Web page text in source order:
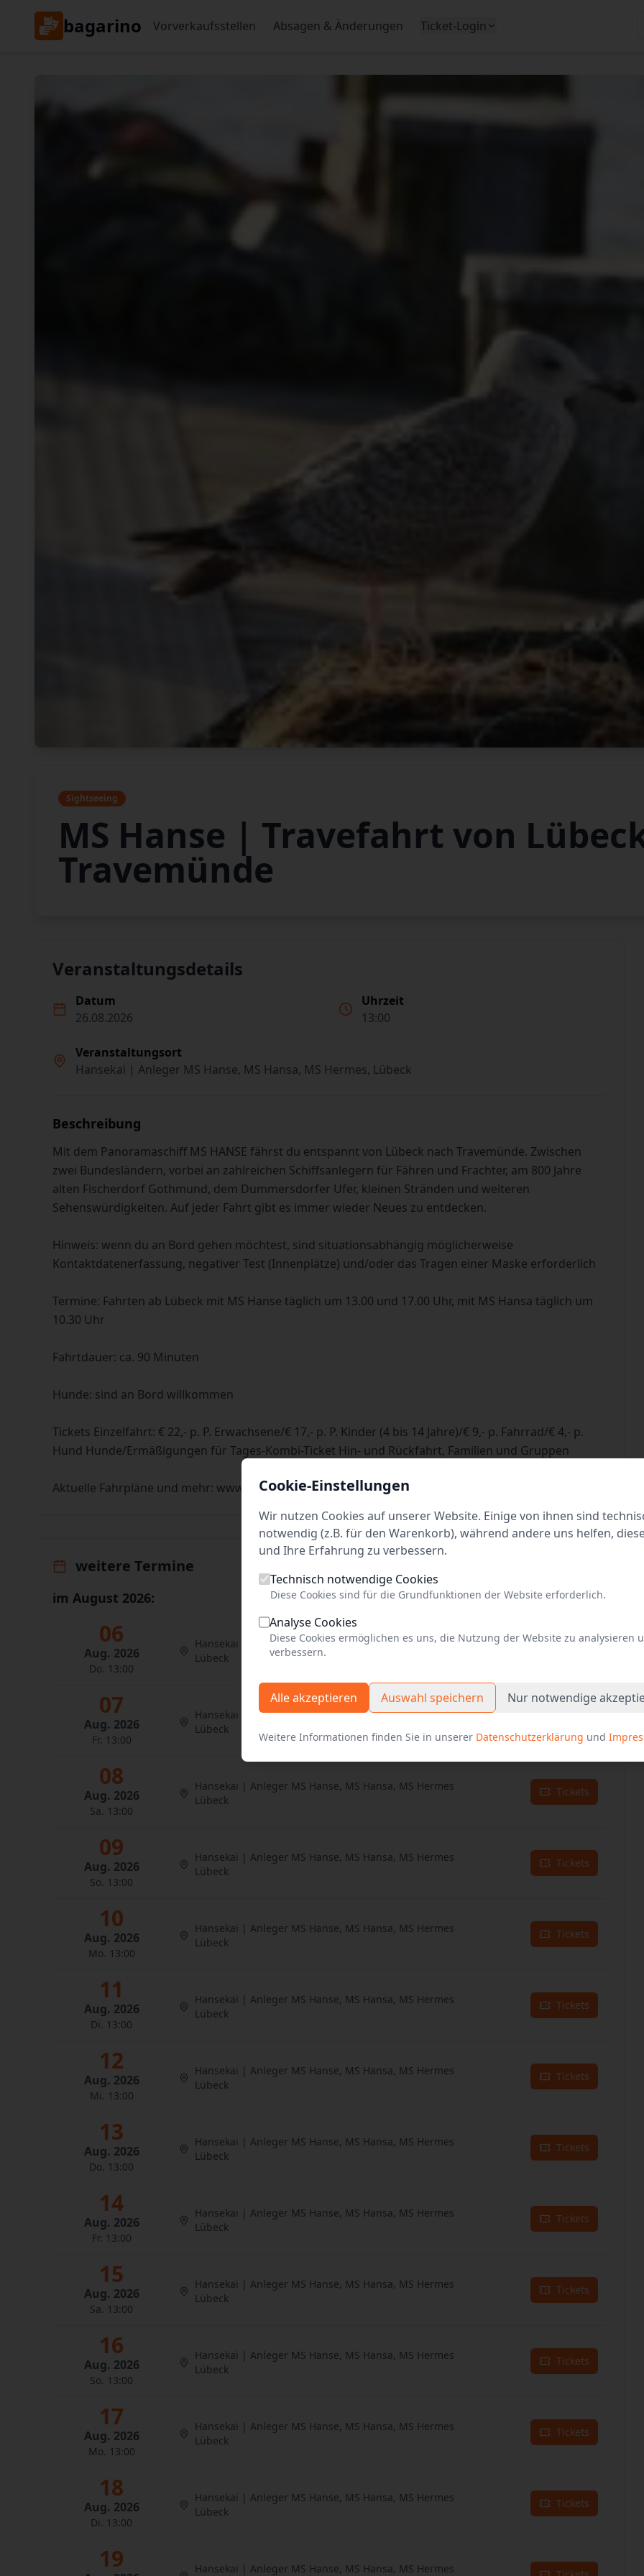
bagarino Vorverkaufsstellen Absagen & Änderungen Ticket-Login
Sightseeing
MS Hanse | Travefahrt von
Travemünde
Veranstaltungsdetails
Datum
26.08.2026
Uhrzeit
13:00
Veranstaltungsort
Hansekai | Anleger MS Hanse, MS Hansa, MS Hermes, Lübeck
Beschreibung
Mit dem Panoramaschiff MS HANSE fährst du entspannt von Lübeck nach Travemünde. Zwischen
zwei Bundesländern, vorbei an zahlreichen Schiffsanlegern für Fähren und Frachter, am 800 Jahre
alten Fischerdorf Gothmund, dem Dummersdorfer Ufer, kleinen Stränden und weiteren
Sehenswürdigkeiten. Auf jeder Fahrt gibt es immer wieder Neues zu entdecken.
Hinweis: wenn du an Bord gehen möchtest, sind situationsabhängig möglicherweise
Kontaktdatenerfassung, negativer Test (Innenplätze) und/oder das Tragen einer Maske erforderlich
Termine: Fahrten ab Lübeck mit MS Hanse täglich um 13.00 und 17.00 Uhr, mit MS Hansa täglich um
10.30 Uhr
Fahrtdauer: ca. 90 Minuten
Hunde: sind an Bord willkommen
Tickets Einzelfahrt: € 22,- p. P. Erwachsene/€ 17,- p. P. Kinder (4 bis 14 Jahre)/€ 9,- p. Fahrrad/€ 4,- p.
Hund Hunde/Ermäßigungen für Tages-Kombi-Ticket Hin- und Rückfahrt, Familien und Gruppen
Aktuelle Fahrpläne und mehr: www.hanseschifffahrt.de
weitere Termine
im August 2026:
06
Aug. 2026
Do. 13:00
Hansekai | Anleger MS Hanse, MS Hansa, MS Hermes
Lübeck
07
Aug. 2026
Fr. 13:00
Hansekai | Anleger MS Hanse, MS Hansa, MS Hermes
Lübeck
08
Aug. 2026
Sa. 13:00
Hansekai | Anleger MS Hanse, MS Hansa, MS Hermes
Lübeck
Tickets
09
Aug. 2026
So. 13:00
Hansekai | Anleger MS Hanse, MS Hansa, MS Hermes
Lübeck
Tickets
10
Aug. 2026
Mo. 13:00
Hansekai | Anleger MS Hanse, MS Hansa, MS Hermes
Lübeck
Tickets
11
Aug. 2026
Di. 13:00
Hansekai | Anleger MS Hanse, MS Hansa, MS Hermes
Lübeck
Tickets
12
Aug. 2026
Mi. 13:00
Hansekai | Anleger MS Hanse, MS Hansa, MS Hermes
Lübeck
Tickets
13
Aug. 2026
Do. 13:00
Hansekai | Anleger MS Hanse, MS Hansa, MS Hermes
Lübeck
Tickets
14
Aug. 2026
Fr. 13:00
Hansekai | Anleger MS Hanse, MS Hansa, MS Hermes
Lübeck
Tickets
15
Aug. 2026
Sa. 13:00
Hansekai | Anleger MS Hanse, MS Hansa, MS Hermes
Lübeck
Tickets
16
Aug. 2026
So. 13:00
Hansekai | Anleger MS Hanse, MS Hansa, MS Hermes
Lübeck
Tickets
17
Aug. 2026
Mo. 13:00
Hansekai | Anleger MS Hanse, MS Hansa, MS Hermes
Lübeck
Tickets
18
Aug. 2026
Di. 13:00
Hansekai | Anleger MS Hanse, MS Hansa, MS Hermes
Lübeck
Tickets
19 Hansekai | Anleger MS Hanse, MS Hansa, MS Hermes
Cookie-Einstellungen
Wir nutzen Cookies auf unserer Website. Einige von ihnen sind
notwendig (z.B. für den Warenkorb), während andere uns helfen,
und Ihre Erfahrung zu verbessern.
Technisch notwendige Cookies
Diese Cookies sind für die Grundfunktionen der Website erforderlich.
Analyse Cookies
Diese Cookies ermöglichen es uns, die Nutzung der Website zu analysieren
verbessern.
Alle akzeptieren Auswahl speichern Nur notwendige
Weitere Informationen finden Sie in unserer Datenschutzerklärung und